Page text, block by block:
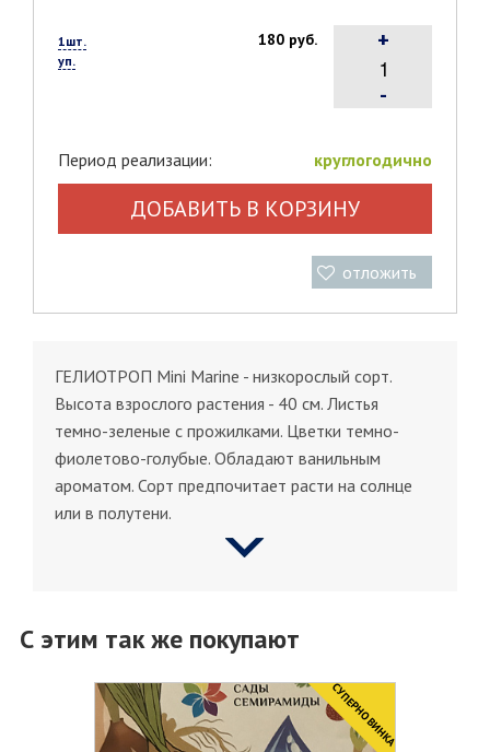
1шт.
уп.
180 руб.
-
+
Период реализации: круглогодично
ДОБАВИТЬ В КОРЗИНУ
отложить
ГЕЛИОТРОП Mini Marine - низкорослый сорт.
Высота взрослого растения - 40 см. Листья
темно-зеленые с прожилками. Цветки темно-
фиолетово-голубые. Обладают ванильным
ароматом. Сорт предпочитает расти на солнце
или в полутени.
С этим так же покупают
CУПЕРНОВИНКА